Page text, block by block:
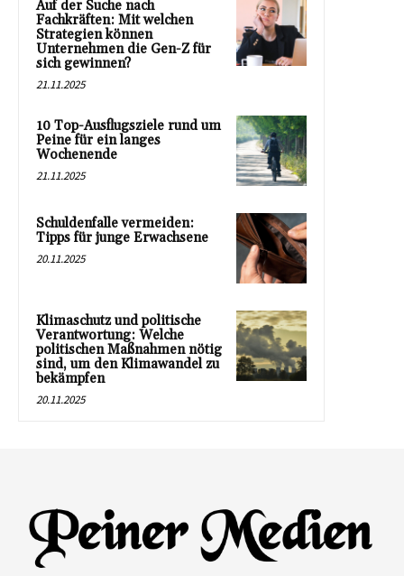
Auf der Suche nach
Fachkräften: Mit welchen
Strategien können
Unternehmen die Gen-Z für
sich gewinnen?
21.11.2025
10 Top-Ausflugsziele rund um
Peine für ein langes
Wochenende
21.11.2025
Schuldenfalle vermeiden:
Tipps für junge Erwachsene
20.11.2025
Klimaschutz und politische
Verantwortung: Welche
politischen Maßnahmen nötig
sind, um den Klimawandel zu
bekämpfen
20.11.2025